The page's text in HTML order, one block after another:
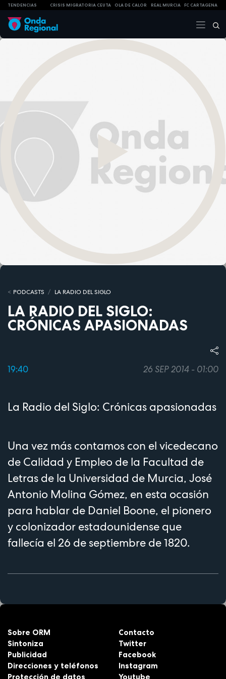
TENDENCIAS CRISIS MIGRATORIA CEUTA OLA DE CALOR REAL MURCIA FC CARTAGENA
PODCASTS LA RADIO DEL SIGLO
LA RADIO DEL SIGLO:
CRÓNICAS APASIONADAS
19:40 26 SEP 2014 - 01:00
La Radio del Siglo: Crónicas apasionadas
Una vez más contamos con el vicedecano
de Calidad y Empleo de la Facultad de
Letras de la Universidad de Murcia, José
Antonio Molina Gómez, en esta ocasión
para hablar de Daniel Boone, el pionero
y colonizador estadounidense que
fallecía el 26 de septiembre de 1820.
Sobre ORM
Sintoniza
Publicidad
Direcciones y teléfonos
Protección de datos
Contacto
Twitter
Facebook
Instagram
Youtube